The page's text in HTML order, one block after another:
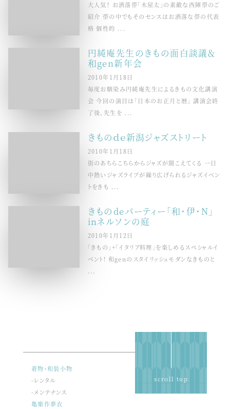
大人気！ お洒落帯「木屋太」の素敵な西陣帯のご
紹介 帯の中でもそのセンスはお洒落な帯の代表
格 個性的 ...
円純庵先生のきもの面白談議＆
和gen新年会
2010年1月18日
毎度お馴染み円純庵先生によるきもの文化講演
会 今回の演目は「日本のお正月と暦」 講演会終
了後、先生を ...
きものｄｅ新潟ジャズストリート
2010年1月18日
街のあちらこちらからジャズが聞こえてくる 一日
中熱いジャズライブが繰り広げられるジャズイベン
トをきも ...
きものdeパーティー「和・伊・N」
inネルソンの庭
2010年1月12日
「きもの」+「イタリア料理」を楽しめるスペシャルイ
ベント! 和genのスタイリッシュモダンなきものと
...
scroll top
着物・和装小物
-レンタル
-メンテナンス
亀樂作夢衣